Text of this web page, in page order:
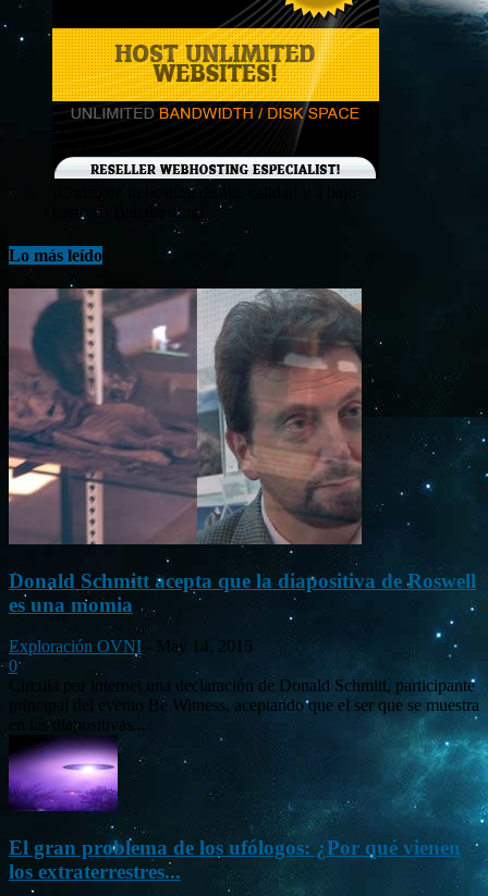
¡Consigue tu hosting de alta calidad y a bajo
costo en Banahosting!
Lo más leído
Donald Schmitt acepta que la diapositiva de Roswell
es una momia
Exploración OVNI - May 14, 2015
0
Circula por internet una declaración de Donald Schmitt, participante
principal del evento Be Witness, aceptando que el ser que se muestra
en las diapositivas...
El gran problema de los ufólogos: ¿Por qué vienen
los extraterrestres...